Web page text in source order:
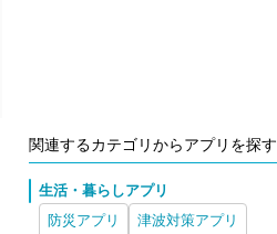
関連するカテゴリからアプリを探す
生活・暮らしアプリ
防災アプリ
津波対策アプリ